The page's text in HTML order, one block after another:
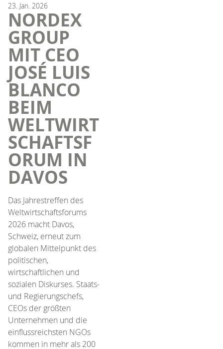
23. Jan. 2026
NORDEX
GROUP
MIT CEO
JOSÉ LUIS
BLANCO
BEIM
WELTWIRT
SCHAFTSF
ORUM IN
DAVOS
​Das Jahrestreffen des
Weltwirtschaftsforums
2026 macht Davos,
Schweiz, erneut zum
globalen Mittelpunkt des
politischen,
wirtschaftlichen und
sozialen Diskurses. Staats-
und Regierungschefs,
CEOs der größten
Unternehmen und die
einflussreichsten NGOs
kommen in mehr als 200